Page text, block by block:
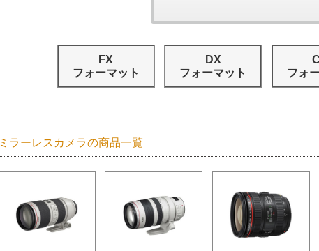
FX
フォーマット
DX
フォーマット
フォ
ミラーレスカメラの商品一覧